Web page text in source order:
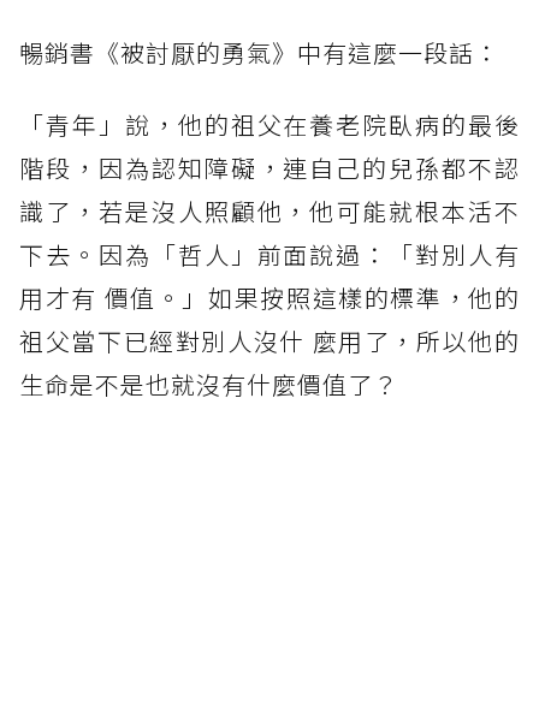
暢銷書《被討厭的勇氣》中有這麼一段話：
「青年」說，他的祖父在養老院臥病的最後
階段，因為認知障礙，連自己的兒孫都不認
識了，若是沒人照顧他，他可能就根本活不
下去。因為「哲人」前面說過：「對別人有
用才有 價值。」如果按照這樣的標準，他的
祖父當下已經對別人沒什 麼用了，所以他的
生命是不是也就沒有什麼價值了？